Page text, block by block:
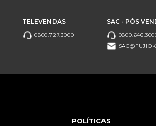
TELEVENDAS
0800.727.3000
SAC - PÓS
POLÍTICAS